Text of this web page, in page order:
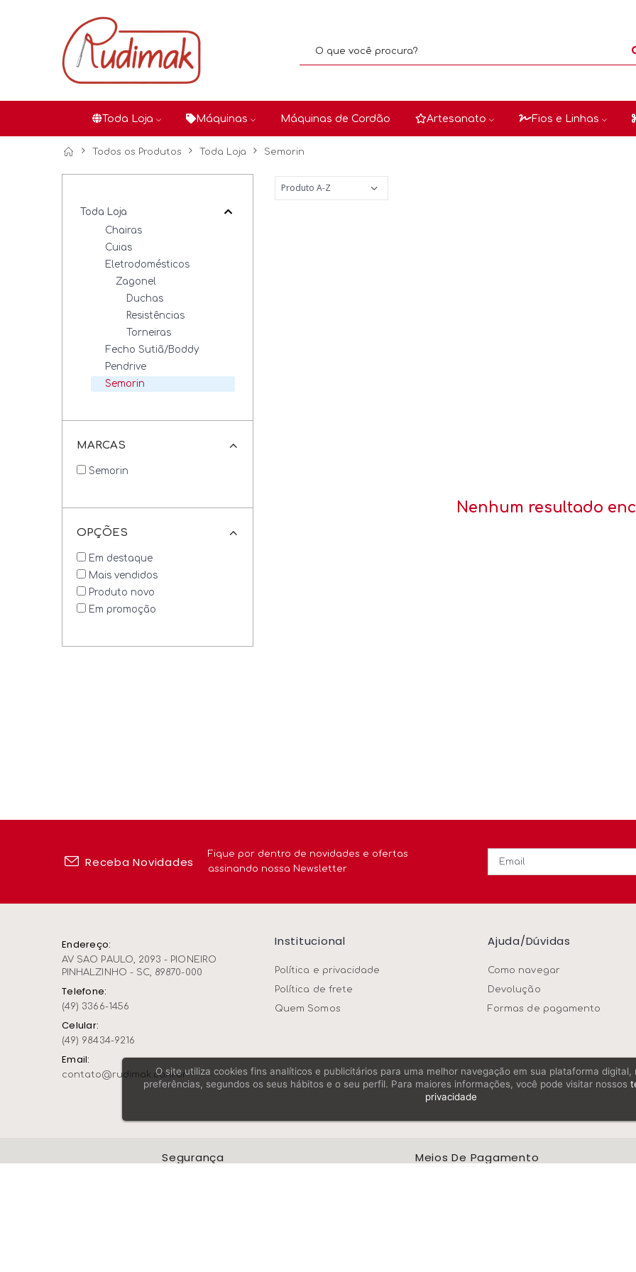
Toda Loja Máquinas Máquinas de Cordão Artesanato Fios e Linhas
Todos os Produtos Toda Loja Semorin
Nenhum resultado
Toda Loja
Chairas
Cuias
Eletrodomésticos
Zagonel
Duchas
Resistências
Torneiras
Fecho Sutiã/Boddy
Pendrive
Semorin
Máquinas De Cordão
Artesanato
MARCAS
Semorin
OPÇÕES
Em destaque
Mais vendidos
Produto novo
Em promoção
Receba Novidades
Fique por dentro de novidades e ofertas
assinando nossa Newsletter
Endereço:
AV SAO PAULO, 2093 - PIONEIRO
PINHALZINHO - SC, 89870-000
Telefone:
(49) 3366-1456
Celular:
(49) 98434-9216
Email:
contato@rudimak.com.br
Institucional
Política e privacidade
Política de frete
Quem Somos
Ajuda/dúvidas
Como navegar
Devolução
Formas de pagamento
Segurança Meios De Pagamento
O site utiliza cookies fins analíticos e publicitários para uma melhor navegação em sua plataforma digital,
preferências, segundos os seus hábitos e o seu perfil. Para maiores informações, você pode visitar nossos
privacidade